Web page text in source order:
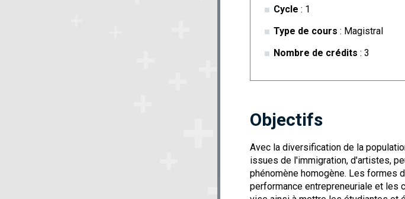
Cycle : 1
Type de cours : Magistral
Nombre de crédits : 3
Objectifs
Avec la diversification de la
issues de l'immigration, d'artistes,
phénomène homogène. Les formes
performance entrepreneuriale et les